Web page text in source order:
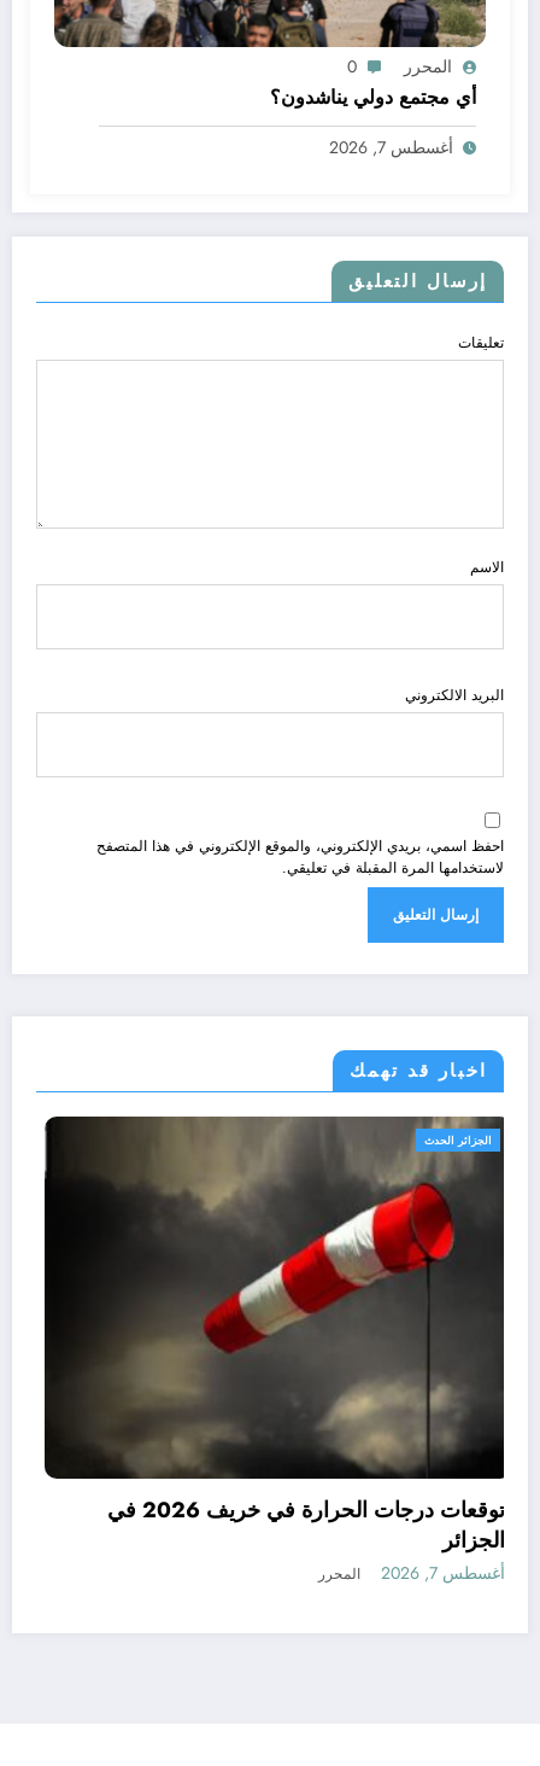
المحرر 0
أي مجتمع دولي يناشدون؟
أغسطس 7, 2026
إرسال التعليق
تعليقات
الاسم
البريد الالكتروني
احفظ اسمي، بريدي الإلكتروني، والموقع الإلكتروني في هذا المتصفح
لاستخدامها المرة المقبلة في تعليقي.
اخبار قد تهمك
أغسطس 7, 2026